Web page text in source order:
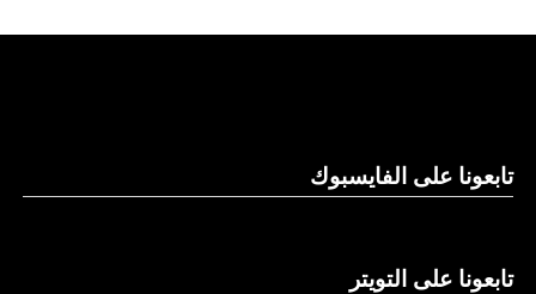
تابعونا على الفايسبوك
تابعونا على التويتر